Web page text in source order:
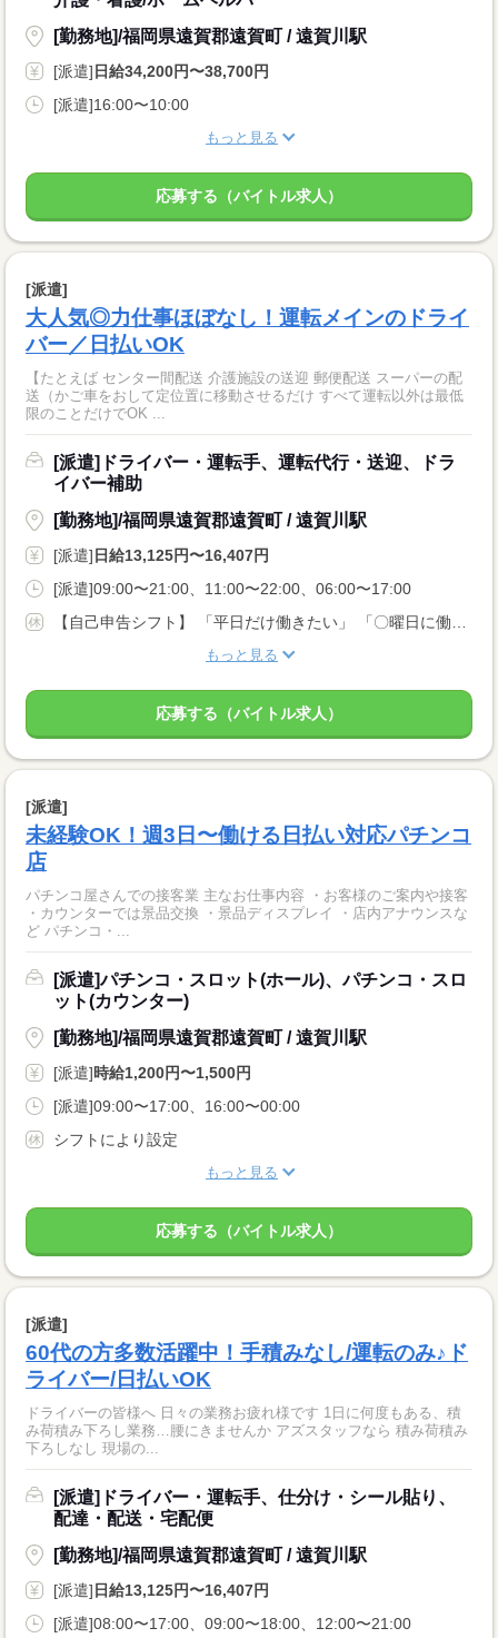
[勤務地]/福岡県遠賀郡遠賀町 / 遠賀川駅
[派遣]日給34,200円〜38,700円
[派遣]16:00〜10:00
もっと見る
応募する（バイトル求人）
[派遣]
大人気◎力仕事ほぼなし！運転メインのドライ
バー／日払いOK
【たとえば センター間配送 介護施設の送迎 郵便配送 スーパーの配
送（かご車をおして定位置に移動させるだけ すべて運転以外は最低
限のことだけでOK ...
[派遣]ドライバー・運転手、運転代行・送迎、ドラ
イバー補助
[勤務地]/福岡県遠賀郡遠賀町 / 遠賀川駅
[派遣]日給13,125円〜16,407円
[派遣]09:00〜21:00、11:00〜22:00、06:00〜17:00
もっと見る
応募する（バイトル求人）
[派遣]
未経験OK！週3日〜働ける日払い対応パチンコ
店
パチンコ屋さんでの接客業 主なお仕事内容 ・お客様のご案内や接客
・カウンターでは景品交換 ・景品ディスプレイ ・店内アナウンスな
ど パチンコ・...
[派遣]パチンコ・スロット(ホール)、パチンコ・スロ
ット(カウンター)
[勤務地]/福岡県遠賀郡遠賀町 / 遠賀川駅
[派遣]時給1,200円〜1,500円
[派遣]09:00〜17:00、16:00〜00:00
シフトにより設定
もっと見る
応募する（バイトル求人）
[派遣]
60代の方多数活躍中！手積みなし/運転のみ♪ド
ライバー/日払いOK
ドライバーの皆様へ 日々の業務お疲れ様です 1日に何度もある、積
み荷積み下ろし業務…腰にきませんか アズスタッフなら 積み荷積み
下ろしなし 現場の...
[派遣]ドライバー・運転手、仕分け・シール貼り、
配達・配送・宅配便
[勤務地]/福岡県遠賀郡遠賀町 / 遠賀川駅
[派遣]日給13,125円〜16,407円
[派遣]08:00〜17:00、09:00〜18:00、12:00〜21:00